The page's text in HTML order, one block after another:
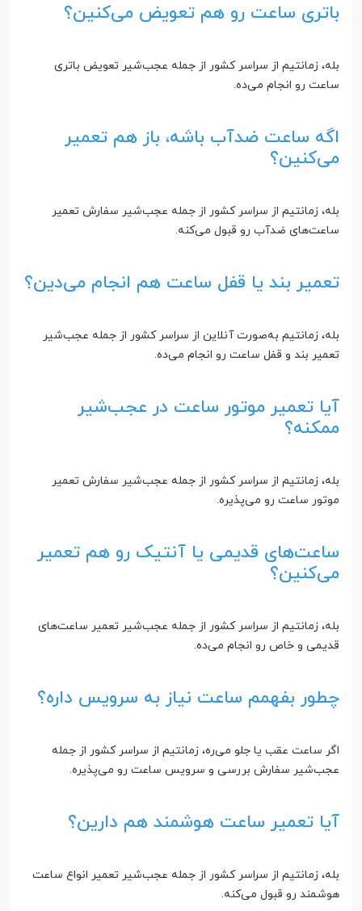
باتری ساعت رو هم تعویض می‌کنین؟
بله، زمانتیم از سراسر کشور از جمله عجب‌شیر تعویض باتری
ساعت رو انجام می‌ده.
اگه ساعت ضدآب باشه، باز هم تعمیر
می‌کنین؟
بله، زمانتیم از سراسر کشور از جمله عجب‌شیر سفارش تعمیر
ساعت‌های ضدآب رو قبول می‌کنه.
تعمیر بند یا قفل ساعت هم انجام می‌دین؟
بله، زمانتیم به‌صورت آنلاین از سراسر کشور از جمله عجب‌شیر
تعمیر بند و قفل ساعت رو انجام می‌ده.
آیا تعمیر موتور ساعت در عجب‌شیر
ممکنه؟
بله، زمانتیم از سراسر کشور از جمله عجب‌شیر سفارش تعمیر
موتور ساعت رو می‌پذیره.
ساعت‌های قدیمی یا آنتیک رو هم تعمیر
می‌کنین؟
بله، زمانتیم از سراسر کشور از جمله عجب‌شیر تعمیر ساعت‌های
قدیمی و خاص رو انجام می‌ده.
چطور بفهمم ساعت نیاز به سرویس داره؟
اگر ساعت عقب یا جلو می‌ره، زمانتیم از سراسر کشور از جمله
عجب‌شیر سفارش بررسی و سرویس ساعت رو می‌پذیره.
آیا تعمیر ساعت هوشمند هم دارین؟
بله، زمانتیم از سراسر کشور از جمله عجب‌شیر تعمیر انواع ساعت
هوشمند رو قبول می‌کنه.